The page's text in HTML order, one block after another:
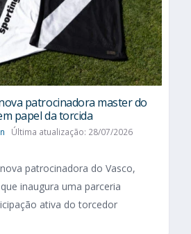
patrocinadora master do
papel da torcida
Última atualização: 28/07/2026
patrocinadora do Vasco,
inaugura uma parceria
ativa do torcedor